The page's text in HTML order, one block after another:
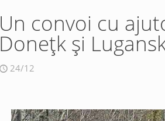
Un convoi cu
Donețk și
24/12